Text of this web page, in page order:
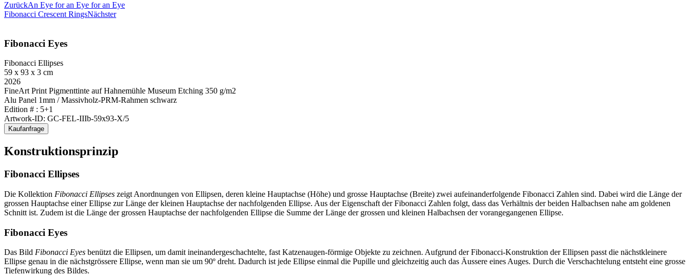
ZurückAn Eye for an Eye for an Eye
Fibonacci Crescent RingsNächster
Fibonacci Eyes
Fibonacci Ellipses
59 x 93 x 3 cm
2026
FineArt Print Pigmenttinte auf Hahnemühle Museum Etching 350 g/m2
Alu Panel 1mm / Massivholz-PRM-Rahmen schwarz
Edition # : 5+1
Artwork-ID: GC-FEL-IIIb-59x93-X/5
Kaufanfrage
Konstruktionsprinzip
Fibonacci Ellipses
Die Kollektion Fibonacci Ellipses zeigt Anordnungen von Ellipsen, deren kleine Hauptachse (Höhe) und grosse Hauptachse (Breite) zwei aufeinanderfolgende Fibonacci Zahlen sind. Dabei wird die Länge der
grossen Hauptachse einer Ellipse zur Länge der kleinen Hauptachse der nachfolgenden Ellipse. Aus der Eigenschaft der Fibonacci Zahlen folgt, dass das Verhältnis der beiden Halbachsen nahe am goldenen
Schnitt ist. Zudem ist die Länge der grossen Hauptachse der nachfolgenden Ellipse die Summe der Länge der grossen und kleinen Halbachsen der vorangegangenen Ellipse.
Fibonacci Eyes
Das Bild Fibonacci Eyes benützt die Ellipsen, um damit ineinandergeschachtelte, fast Katzenaugen-förmige Objekte zu zeichnen. Aufgrund der Fibonacci-Konstruktion der Ellipsen passt die nächstkleinere
Ellipse genau in die nächstgrössere Ellipse, wenn man sie um 90º dreht. Dadurch ist jede Ellipse einmal die Pupille und gleichzeitig auch das Äussere eines Auges. Durch die Verschachtelung entsteht eine grosse
Tiefenwirkung des Bildes.